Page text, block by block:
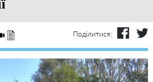
Поділитися: